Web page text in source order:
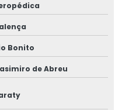
Bonito
de Abreu